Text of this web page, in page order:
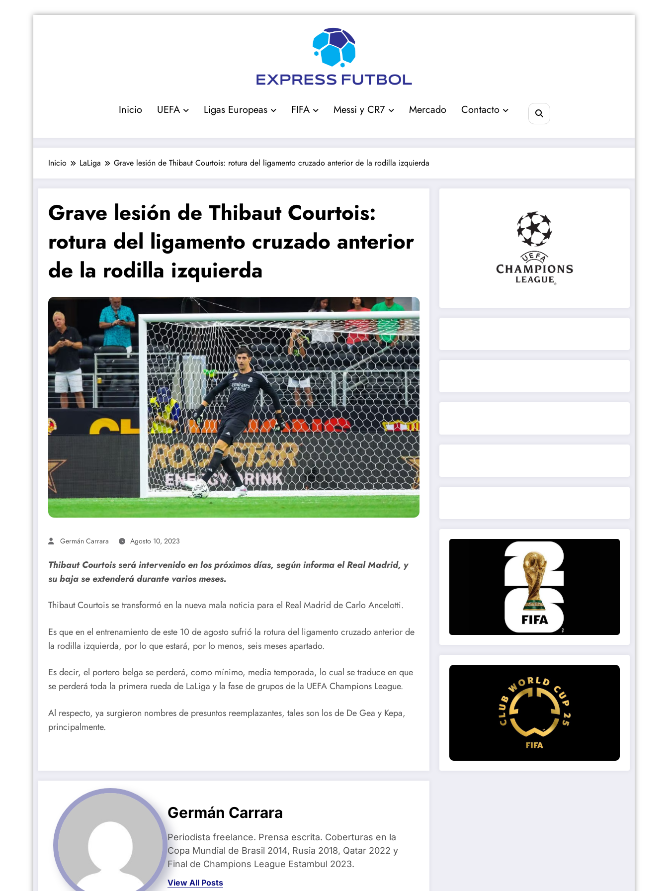
Inicio UEFA Ligas Europeas FIFA Messi y CR7 Mercado Contacto
Inicio LaLiga Grave lesión de Thibaut Courtois: rotura del ligamento cruzado anterior de la rodilla izquierda
Grave lesión de Thibaut Courtois:
rotura del ligamento cruzado anterior
de la rodilla izquierda
Germán Carrara Agosto 10, 2023
Thibaut Courtois será intervenido en los próximos días, según informa el Real Madrid, y
su baja se extenderá durante varios meses.
Thibaut Courtois se transformó en la nueva mala noticia para el Real Madrid de Carlo Ancelotti.
Es que en el entrenamiento de este 10 de agosto sufrió la rotura del ligamento cruzado anterior de
la rodilla izquierda, por lo que estará, por lo menos, seis meses apartado.
Es decir, el portero belga se perderá, como mínimo, media temporada, lo cual se traduce en que
se perderá toda la primera rueda de LaLiga y la fase de grupos de la UEFA Champions League.
Al respecto, ya surgieron nombres de presuntos reemplazantes, tales son los de De Gea y Kepa,
principalmente.
Germán Carrara
Periodista freelance. Prensa escrita. Coberturas en la
Copa Mundial de Brasil 2014, Rusia 2018, Qatar 2022 y
Final de Champions League Estambul 2023.
View All Posts